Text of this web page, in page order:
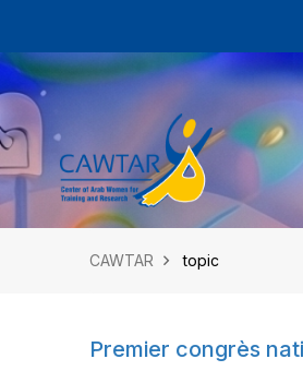
CAWTAR topic
Premier congrès